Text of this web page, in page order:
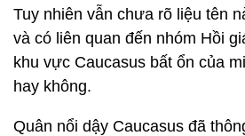
Tuy nhiên vẫn chưa rõ liệu tên
và có liên quan đến nhóm Hồi
khu vực Caucasus bất ổn của
hay không.
Quân nổi dậy Caucasus đã